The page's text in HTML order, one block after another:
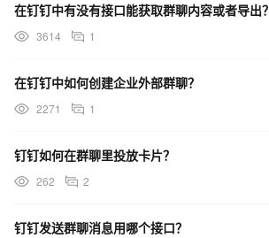
在钉钉中有没有接口能获取群聊内容或者导出？
3614 1
在钉钉中如何创建企业外部群聊？
2271 1
钉钉如何在群聊里投放卡片？
262 2
钉钉发送群聊消息用哪个接口？